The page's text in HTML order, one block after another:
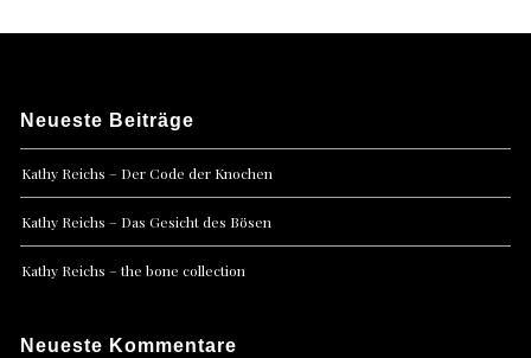
Neueste Beiträge
Kathy Reichs – Der Code der Knochen
Kathy Reichs – Das Gesicht des Bösen
Kathy Reichs – the bone collection
Neueste Kommentare